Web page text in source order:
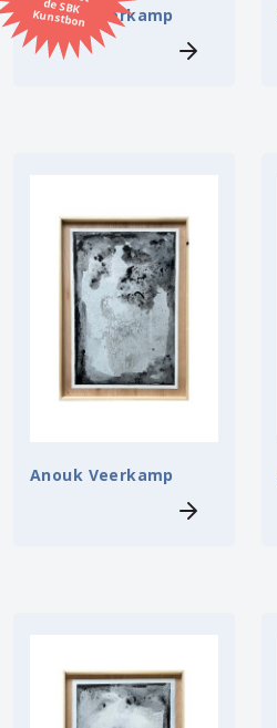
Kunstbon
Kunstenaar
Zoeken
Kerncollectie
13 items. Pagina: 1
Anouk Veerkamp
Anouk Veerkamp